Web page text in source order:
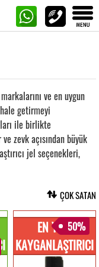
ve en uygun
getirmeyi
ile birlikte
zevk açısından büyük
jel seçenekleri,
ÇOK SATAN
EN YENİ
KAYGANLAŞTIRICI
50%